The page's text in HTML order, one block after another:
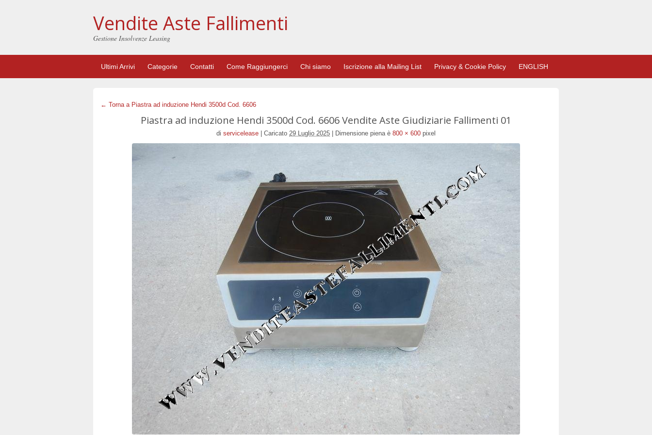
Vendite Aste Fallimenti
Gestione Insolvenze Leasing
Ultimi Arrivi Categorie Contatti Come Raggiungerci Chi siamo Iscrizione alla Mailing List Privacy & Cookie Policy ENGLISH
← Torna a Piastra ad induzione Hendi 3500d Cod. 6606
Piastra ad induzione Hendi 3500d Cod. 6606 Vendite Aste Giudiziarie Fallimenti 01
di servicelease Caricato 29 Luglio 2025 Dimensione piena è 800 × 600 pixel